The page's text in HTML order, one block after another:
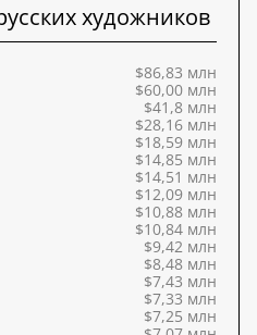
художников
$86,83 млн
$60,00 млн
$41,8 млн
$28,16 млн
$18,59 млн
$14,85 млн
$14,51 млн
$12,09 млн
$10,88 млн
$10,84 млн
$9,42 млн
$8,48 млн
$7,43 млн
$7,33 млн
$7,25 млн